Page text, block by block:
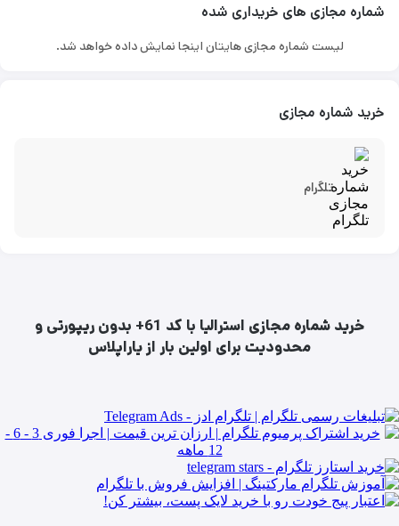
شماره مجازی های خریداری شده
لیست شماره مجازی هایتان اینجا نمایش داده خواهد شد.
خرید شماره مجازی
تلگرام
خرید شماره مجازی استرالیا با کد 61+ بدون ریپورتی و
محدودیت برای اولین بار از یاراپلاس